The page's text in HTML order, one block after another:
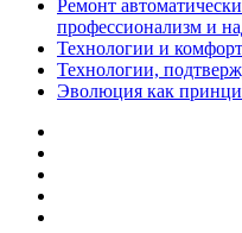
Ремонт
профессионализм и
Технологии и комфорт
Технологии,
Эволюция как